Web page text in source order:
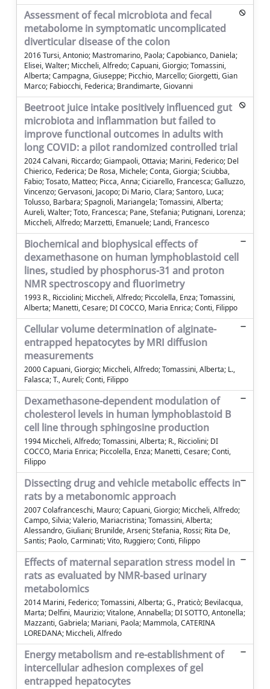
Assessment of fecal microbiota and fecal
metabolome in symptomatic uncomplicated
diverticular disease of the colon
2016 Tursi, Antonio; Mastromarino, Paola; Capobianco, Daniela;
Elisei, Walter; Miccheli, Alfredo; Capuani, Giorgio; Tomassini,
Alberta; Campagna, Giuseppe; Picchio, Marcello; Giorgetti, Gian
Marco; Fabiocchi, Federica; Brandimarte, Giovanni
Beetroot juice intake positively influenced gut
microbiota and inflammation but failed to
improve functional outcomes in adults with
long COVID: a pilot randomized controlled trial
2024 Calvani, Riccardo; Giampaoli, Ottavia; Marini, Federico; Del
Chierico, Federica; De Rosa, Michele; Conta, Giorgia; Sciubba,
Fabio; Tosato, Matteo; Picca, Anna; Ciciarello, Francesca; Galluzzo,
Vincenzo; Gervasoni, Jacopo; Di Mario, Clara; Santoro, Luca;
Tolusso, Barbara; Spagnoli, Mariangela; Tomassini, Alberta;
Aureli, Walter; Toto, Francesca; Pane, Stefania; Putignani, Lorenza;
Miccheli, Alfredo; Marzetti, Emanuele; Landi, Francesco
Biochemical and biophysical effects of
dexamethasone on human lymphoblastoid cell
lines, studied by phosphorus-31 and proton
NMR spectroscopy and fluorimetry
1993 R., Ricciolini; Miccheli, Alfredo; Piccolella, Enza; Tomassini,
Alberta; Manetti, Cesare; DI COCCO, Maria Enrica; Conti, Filippo
Cellular volume determination of alginate-
entrapped hepatocytes by MRI diffusion
measurements
2000 Capuani, Giorgio; Miccheli, Alfredo; Tomassini, Alberta; L.,
Falasca; T., Aureli; Conti, Filippo
Dexamethasone-dependent modulation of
cholesterol levels in human lymphoblastoid B
cell line through sphingosine production
1994 Miccheli, Alfredo; Tomassini, Alberta; R., Ricciolini; DI
COCCO, Maria Enrica; Piccolella, Enza; Manetti, Cesare; Conti,
Filippo
Dissecting drug and vehicle metabolic effects in
rats by a metabonomic approach
2007 Colafranceschi, Mauro; Capuani, Giorgio; Miccheli, Alfredo;
Campo, Silvia; Valerio, Mariacristina; Tomassini, Alberta;
Alessandro, Giuliani; Brunilde, Arseni; Stefania, Rossi; Rita De,
Santis; Paolo, Carminati; Vito, Ruggiero; Conti, Filippo
Effects of maternal separation stress model in
rats as evaluated by NMR-based urinary
metabolomics
2014 Marini, Federico; Tomassini, Alberta; G., Praticò; Bevilacqua,
Marta; Delfini, Maurizio; Vitalone, Annabella; DI SOTTO, Antonella;
Mazzanti, Gabriela; Mariani, Paola; Mammola, CATERINA
LOREDANA; Miccheli, Alfredo
Energy metabolism and re-establishment of
intercellular adhesion complexes of gel
entrapped hepatocytes